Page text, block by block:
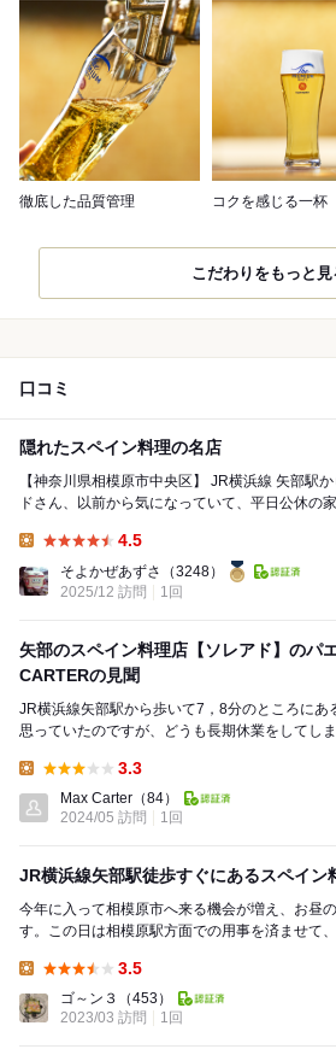
徹底した品質管理 コクを感じる一杯
こだわりをもっと見
口コミ
隠れたスペイン料理の名店
【神奈川県相模原市中央区】 JR横浜線 矢部駅から徒歩5分ほどのソレア
ドさん、以前から気になっていて、平日公休の
4.5
そよかぜあずさ
（3248）
2025/12 訪問
1回
矢部のスペイン料理店【ソレアド】のパエリ
CARTERの見聞
JR横浜線矢部駅から歩いて7，8分のところにあ
思っていたのですが、どうも長期休業をしてし
3.3
Max Carter （84）
2024/05 訪問
1回
JR横浜線矢部駅徒歩すぐにあるスペイン
今年に入って相模原市へ来る機会が増え、お昼
す。この日は相模原駅方面での用事を済ませて
3.5
ゴ～ン３
（453）
2023/03 訪問
1回